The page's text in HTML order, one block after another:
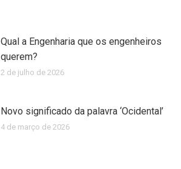
Qual a Engenharia que os engenheiros
querem?
2 de julho de 2026
Novo significado da palavra ‘Ocidental’
4 de março de 2026